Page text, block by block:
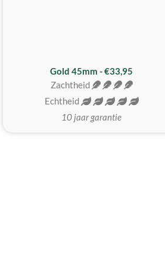
Gold 45mm - €33,95
Zachtheid
Echtheid
10 jaar garantie